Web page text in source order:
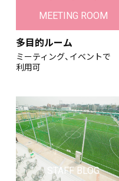
MEETING ROOM
多目的ルーム
ミーティング、イベントで
利用可
STAFF BLOG